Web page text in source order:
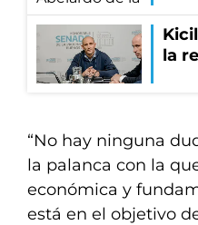
la
“No hay ninguna
la palanca con la
económica y
está en el objetivo